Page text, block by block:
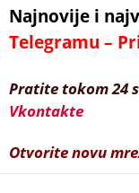
Najnovije i
Telegramu –
Pratite tokom 24
Vkontakte
Otvorite novu